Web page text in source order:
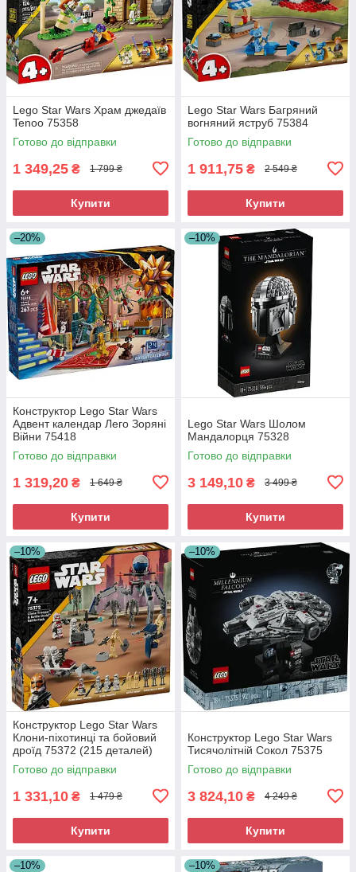
Lego Star Wars Храм джедаїв
Tenoo 75358
Готово до відправки
1 349,25 ₴ 1 799 ₴
Купити
Lego Star Wars Багряний
вогняний яструб 75384
Готово до відправки
1 911,75 ₴ 2 549 ₴
Купити
–20%
Конструктор Lego Star Wars
Адвент календар Лего Зоряні
Війни 75418
Готово до відправки
1 319,20 ₴ 1 649 ₴
Купити
–10%
Lego Star Wars Шолом
Мандалорця 75328
Готово до відправки
3 149,10 ₴ 3 499 ₴
Купити
–10%
Конструктор Lego Star Wars
Клони-піхотинці та бойовий
дроїд 75372 (215 деталей)
Готово до відправки
1 331,10 ₴ 1 479 ₴
Купити
–10%
Конструктор Lego Star Wars
Тисячолітній Сокол 75375
Готово до відправки
3 824,10 ₴ 4 249 ₴
Купити
–10% –10%